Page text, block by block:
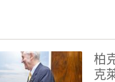
柏
克